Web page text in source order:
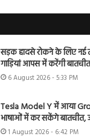
सड़क हादसे रोकने के लिए नई
गाड़ियां आपस में करेंगी
6 August 2026 - 5:33 PM
Tesla Model Y में आया
भाषाओं में कर सकेंगे बातचीत,
1 August 2026 - 6:42 PM